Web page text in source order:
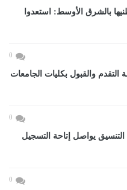
بالشرق الأوسط: استعدوا
0
2026.. طريقة التقدم والقبول بكليات الجامعات
0
2026.. موقع التنسيق يواصل إتاحة التسجيل
0